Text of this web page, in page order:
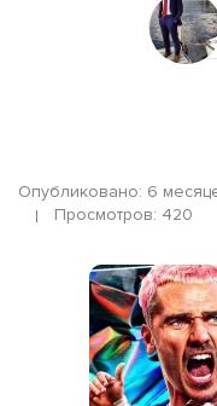
Опубликовано: 6
Просмотров: 420